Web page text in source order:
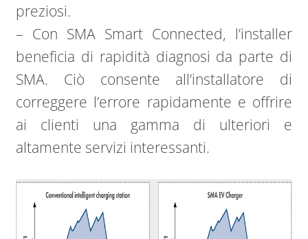
preziosi.
– Con SMA Smart Connected, l’installer
beneficia di rapidità diagnosi da parte di
SMA. Ciò consente all’installatore di
correggere l’errore rapidamente e offrire
ai clienti una gamma di ulteriori e
altamente servizi interessanti.